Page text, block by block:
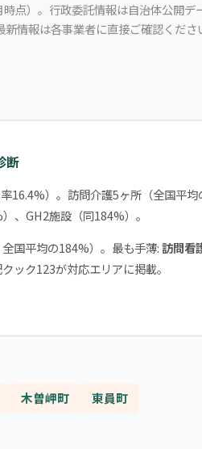
点）。行政委託情報は自治体公開
情報は各事業者に直接ご確認くださ
断
率16.4%）。訪問介護5ヶ所（全国平
、GH2施設（同184%）。
国平均の184%）。最も手薄:訪問看
ック123が対応エリアに掲載。
木曽岬町 東員町